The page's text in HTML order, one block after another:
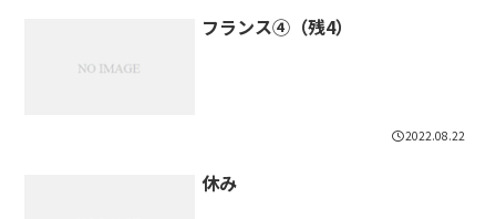
フランス④（残4）
2022.08.22
休み